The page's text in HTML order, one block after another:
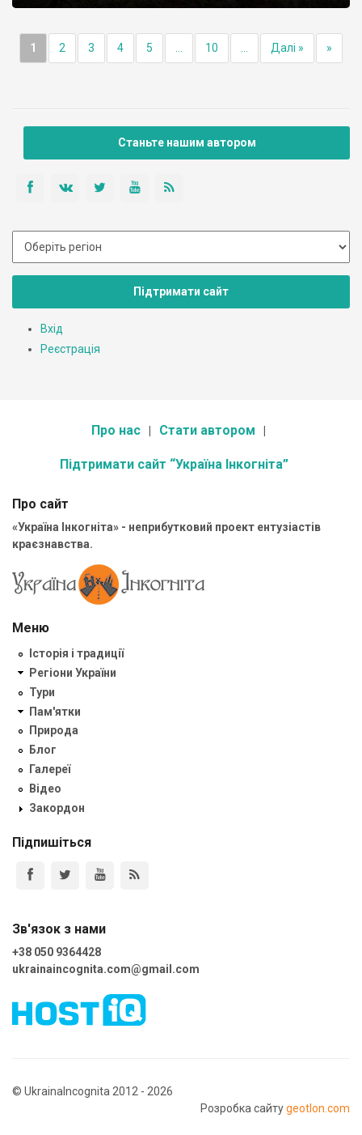
1 2 3 4 5 10 Далі » »
Станьте нашим автором
Підтримати сайт
Вхід
Реєстрація
Про нас Стати автором
Підтримати сайт “Україна Інкогніта”
Про сайт
«Україна Інкогніта» - неприбутковий проект ентузіастів
краєзнавства.
Меню
Історія і традиції
Регіони України
Тури
Пам'ятки
Природа
Блог
Галереї
Відео
Закордон
Підпишіться
Зв'язок з нами
+38 050 9364428
ukrainaincognita.com@gmail.com
© UkrainaIncognita 2012 - 2026
Розробка сайтуgeotlon.com